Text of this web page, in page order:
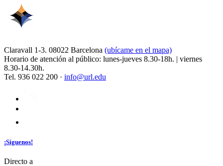
Claravall 1-3. 08022 Barcelona (ubícame en el mapa)
Horario de atención al público: lunes-jueves 8.30-18h. | viernes
8.30-14.30h.
Tel. 936 022 200 · info@url.edu
¡Síguenos!
Directo a